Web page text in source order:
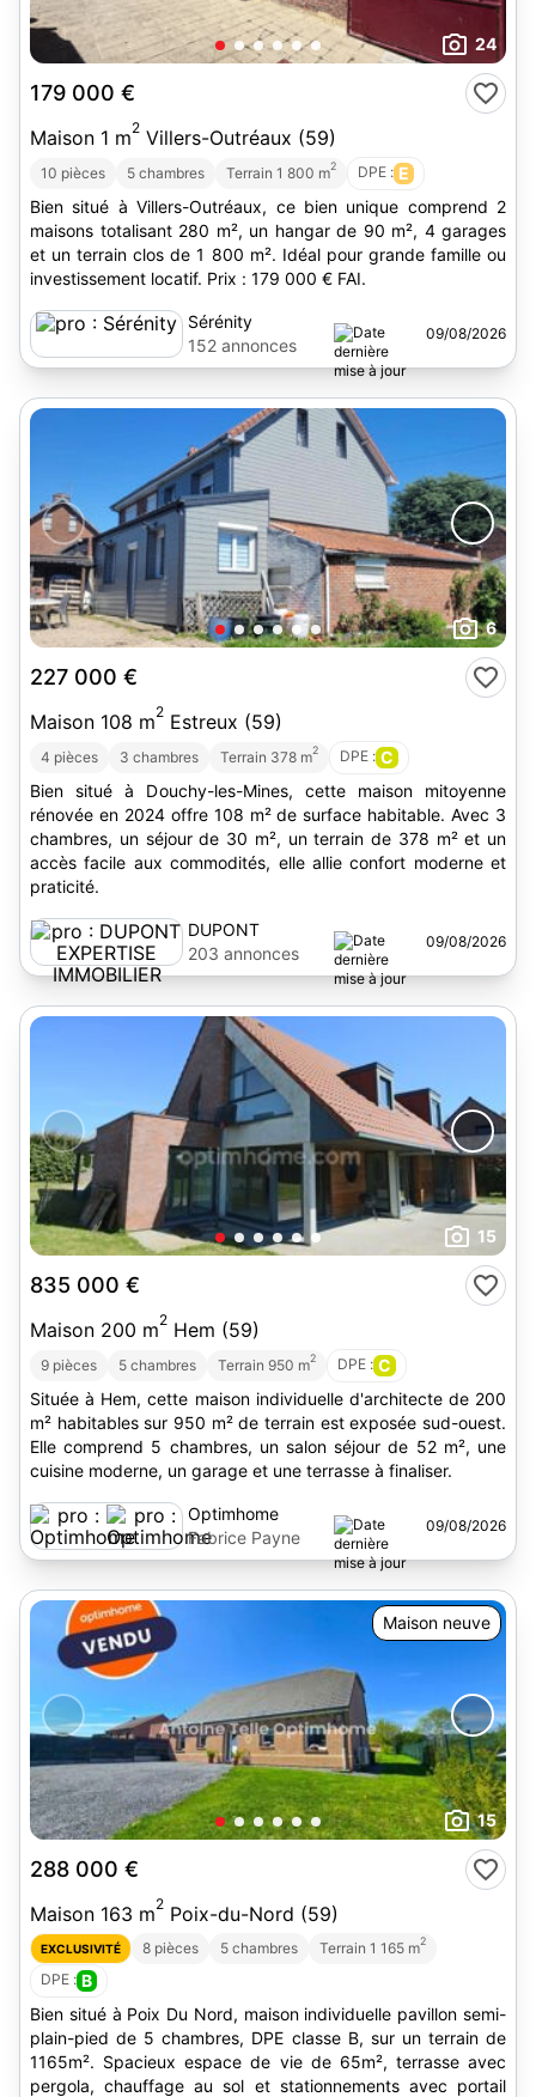
24
179 000 €
Maison 1 m2 Villers-Outréaux (59)
10 pièces 5 chambres Terrain 1 800 m2 DPE : E
Bien situé à Villers-Outréaux, ce bien unique comprend 2
maisons totalisant 280 m², un hangar de 90 m², 4 garages
et un terrain clos de 1 800 m². Idéal pour grande famille ou
investissement locatif. Prix : 179 000 € FAI.
Sérénity
152 annonces
09/08/2026
6
227 000 €
Maison 108 m2 Estreux (59)
4 pièces 3 chambres Terrain 378 m2 DPE : C
Bien situé à Douchy-les-Mines, cette maison mitoyenne
rénovée en 2024 offre 108 m² de surface habitable. Avec 3
chambres, un séjour de 30 m², un terrain de 378 m² et un
accès facile aux commodités, elle allie confort moderne et
praticité.
DUPONT
EXPERTISE
IMMOBILIER
203 annonces
09/08/2026
15
835 000 €
Maison 200 m2 Hem (59)
9 pièces 5 chambres Terrain 950 m2 DPE : C
Située à Hem, cette maison individuelle d'architecte de 200
m² habitables sur 950 m² de terrain est exposée sud-ouest.
Elle comprend 5 chambres, un salon séjour de 52 m², une
cuisine moderne, un garage et une terrasse à finaliser.
Optimhome
Fabrice Payne
09/08/2026
Maison neuve
15
288 000 €
Maison 163 m2 Poix-du-Nord (59)
EXCLUSIVITÉ 8 pièces 5 chambres Terrain 1 165 m2
DPE : B
Bien situé à Poix Du Nord, maison individuelle pavillon semi-
plain-pied de 5 chambres, DPE classe B, sur un terrain de
1165m². Spacieux espace de vie de 65m², terrasse avec
pergola, chauffage au sol et stationnements avec portail